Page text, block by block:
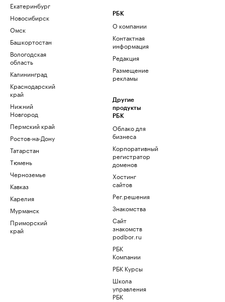
Екатеринбург
Новосибирск
Омск
Башкортостан
Вологодская
область
Калининград
Краснодарский
край
Нижний
Новгород
Пермский край
Ростов-на-Дону
Татарстан
Тюмень
Черноземье
Кавказ
Карелия
Мурманск
Приморский
край
РБК
О компании
Контактная
информация
Редакция
Размещение
рекламы
Другие
продукты
РБК
Облако для
бизнеса
Корпоративный
регистратор
доменов
Хостинг
сайтов
Рег.решения
Знакомства
Сайт
знакомств
podbor.ru
РБК
Компании
РБК Курсы
Школа
управления
РБК